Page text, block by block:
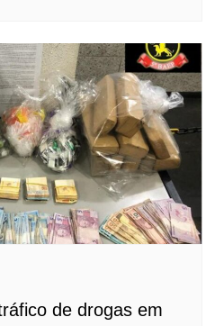
de drogas em